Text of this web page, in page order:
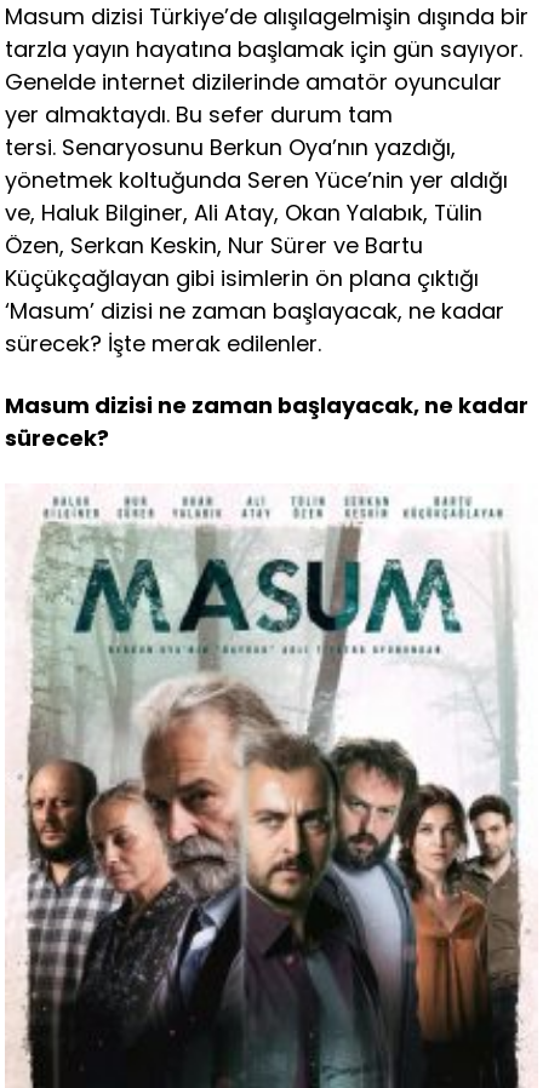
Masum dizisi Türkiye’de alışılagelmişin dışında bir
tarzla yayın hayatına başlamak için gün sayıyor.
Genelde internet dizilerinde amatör oyuncular
yer almaktaydı. Bu sefer durum tam
tersi. Senaryosunu Berkun Oya’nın yazdığı,
yönetmek koltuğunda Seren Yüce’nin yer aldığı
ve, Haluk Bilginer, Ali Atay, Okan Yalabık, Tülin
Özen, Serkan Keskin, Nur Sürer ve Bartu
Küçükçağlayan gibi isimlerin ön plana çıktığı
‘Masum’ dizisi ne zaman başlayacak, ne kadar
sürecek? İşte merak edilenler.
Masum dizisi ne zaman başlayacak, ne kadar
sürecek?